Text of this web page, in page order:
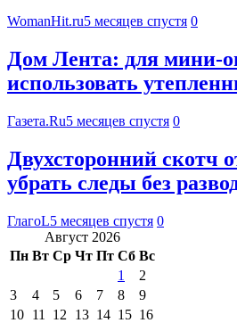
WomanHit.ru5 месяцев спустя 0
Дом Лента: для мини-
использовать
Газета.Ru5 месяцев спустя 0
Двухсторонний скотч
убрать следы без
ГлагоL5 месяцев спустя 0
Август 2026
Пн Вт Ср Чт Пт Сб Вс
1
2
3
4 5 6 7 8
9
10 11 12 13 14 15 16